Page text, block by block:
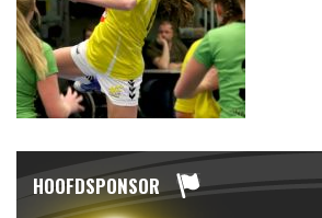
HOOFDSPONSOR